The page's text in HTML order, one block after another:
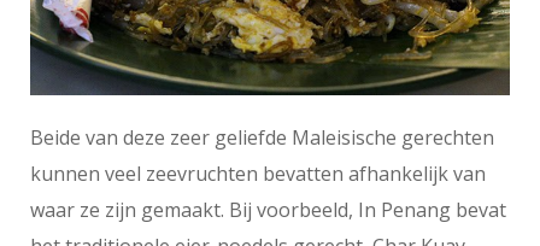
Beide van deze zeer geliefde Maleisische gerechten
kunnen veel zeevruchten bevatten afhankelijk van
waar ze zijn gemaakt. Bij voorbeeld, In Penang bevat